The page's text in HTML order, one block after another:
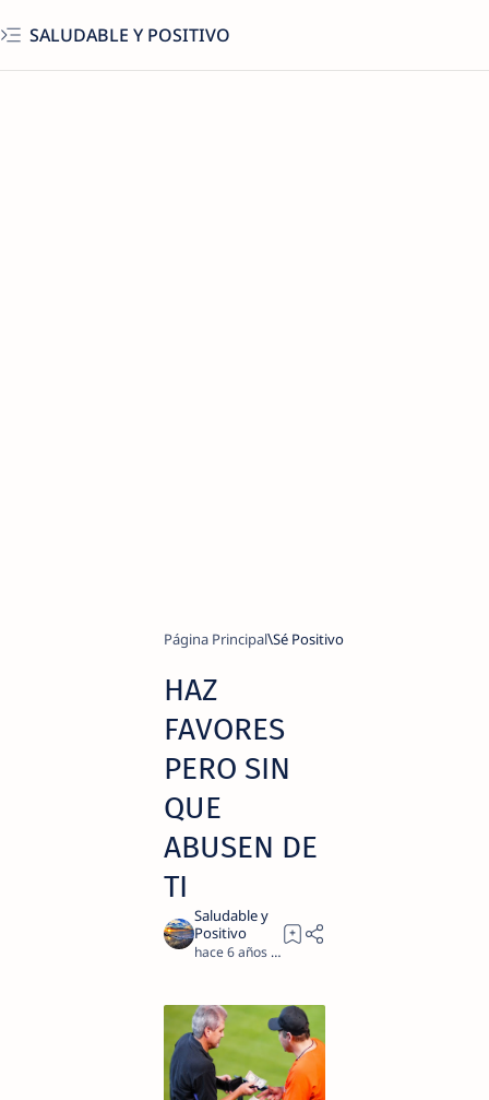
SALUDABLE Y POSITIVO
Página Principal Sé Positivo
HAZ
FAVORES
PERO SIN
QUE
ABUSEN DE
TI
hace 6 años 2